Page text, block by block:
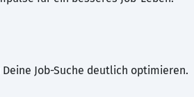
Job-Suche deutlich optimieren.